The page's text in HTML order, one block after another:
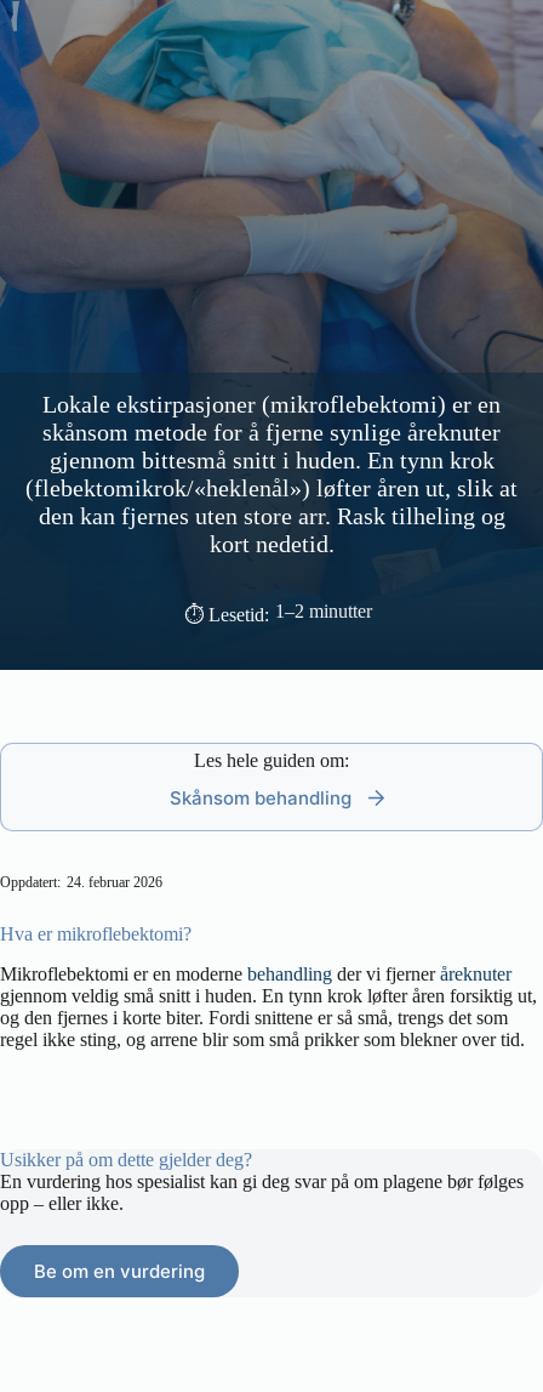
Lokale ekstirpasjoner (mikroflebektomi) er en
skånsom metode for å fjerne synlige åreknuter
gjennom bittesmå snitt i huden. En tynn krok
(flebektomikrok/«heklenål») løfter åren ut, slik at
den kan fjernes uten store arr. Rask tilheling og
kort nedetid.
⏱ Lesetid: 1–2 minutter
Les hele guiden om:
Skånsom behandling
Oppdatert: 24. februar 2026
Hva er mikroflebektomi?
Mikroflebektomi er en moderne behandling der vi fjerneråreknuter
gjennom veldig små snitt i huden. En tynn krok løfter åren forsiktig ut,
og den fjernes i korte biter. Fordi snittene er så små, trengs det som
regel ikke sting, og arrene blir som små prikker som blekner over tid.
Usikker på om dette gjelder deg?
En vurdering hos spesialist kan gi deg svar på om plagene bør følges
opp – eller ikke.
Be om en vurdering